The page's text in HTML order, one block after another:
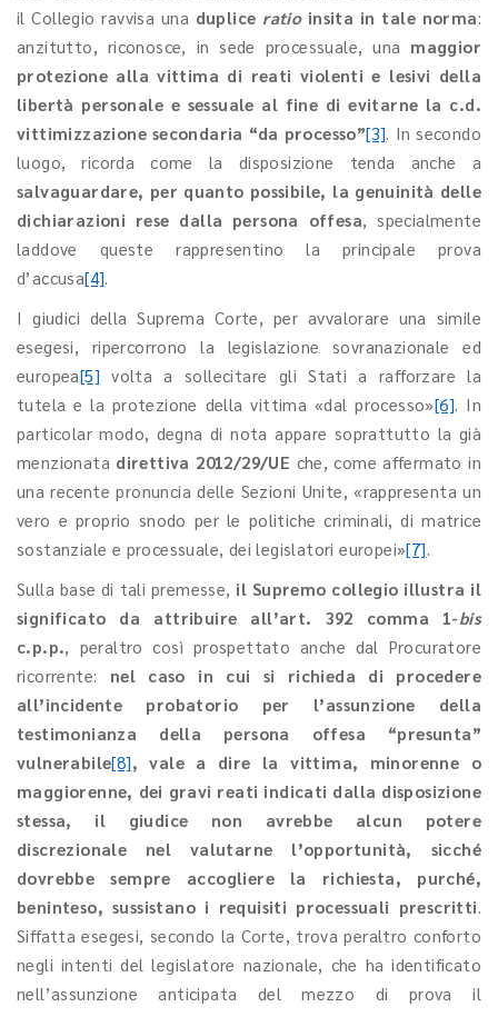
il Collegio ravvisa una duplice ratioinsita in tale norma:
anzitutto, riconosce, in sede processuale, una maggior
protezione alla vittima di reati violenti e lesivi della
libertà personale e sessuale al fine di evitarne la c.d.
vittimizzazione secondaria “da processo”[3]. In secondo
luogo, ricorda come la disposizione tenda anche a
salvaguardare, per quanto possibile, la genuinità delle
dichiarazioni rese dalla persona offesa, specialmente
laddove queste rappresentino la principale prova
d’accusa[4].
I giudici della Suprema Corte, per avvalorare una simile
esegesi, ripercorrono la legislazione sovranazionale ed
europea[5] volta a sollecitare gli Stati a rafforzare la
tutela e la protezione della vittima «dal processo»[6]. In
particolar modo, degna di nota appare soprattutto la già
menzionata direttiva 2012/29/UE che, come affermato in
una recente pronuncia delle Sezioni Unite, «rappresenta un
vero e proprio snodo per le politiche criminali, di matrice
sostanziale e processuale, dei legislatori europei»[7].
Sulla base di tali premesse, il Supremo collegio illustra il
significato da attribuire all’art. 392 comma 1-bis
c.p.p., peraltro così prospettato anche dal Procuratore
ricorrente: nel caso in cui si richieda di procedere
all’incidente probatorio per l’assunzione della
testimonianza della persona offesa “presunta”
vulnerabile[8], vale a dire la vittima, minorenne o
maggiorenne, dei gravi reati indicati dalla disposizione
stessa, il giudice non avrebbe alcun potere
discrezionale nel valutarne l’opportunità, sicché
dovrebbe sempre accogliere la richiesta, purché,
beninteso, sussistano i requisiti processuali prescritti.
Siffatta esegesi, secondo la Corte, trova peraltro conforto
negli intenti del legislatore nazionale, che ha identificato
nell’assunzione anticipata del mezzo di prova il